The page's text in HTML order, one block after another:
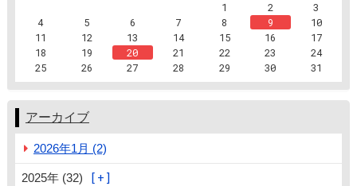
1
2
3
4
5 6 7 8 9
10
11
12 13 14 15 16
17
18
19 20 21 22 23
24
25
26 27 28 29 30 31
アーカイブ
2026年1月 (2)
2025年 (32)